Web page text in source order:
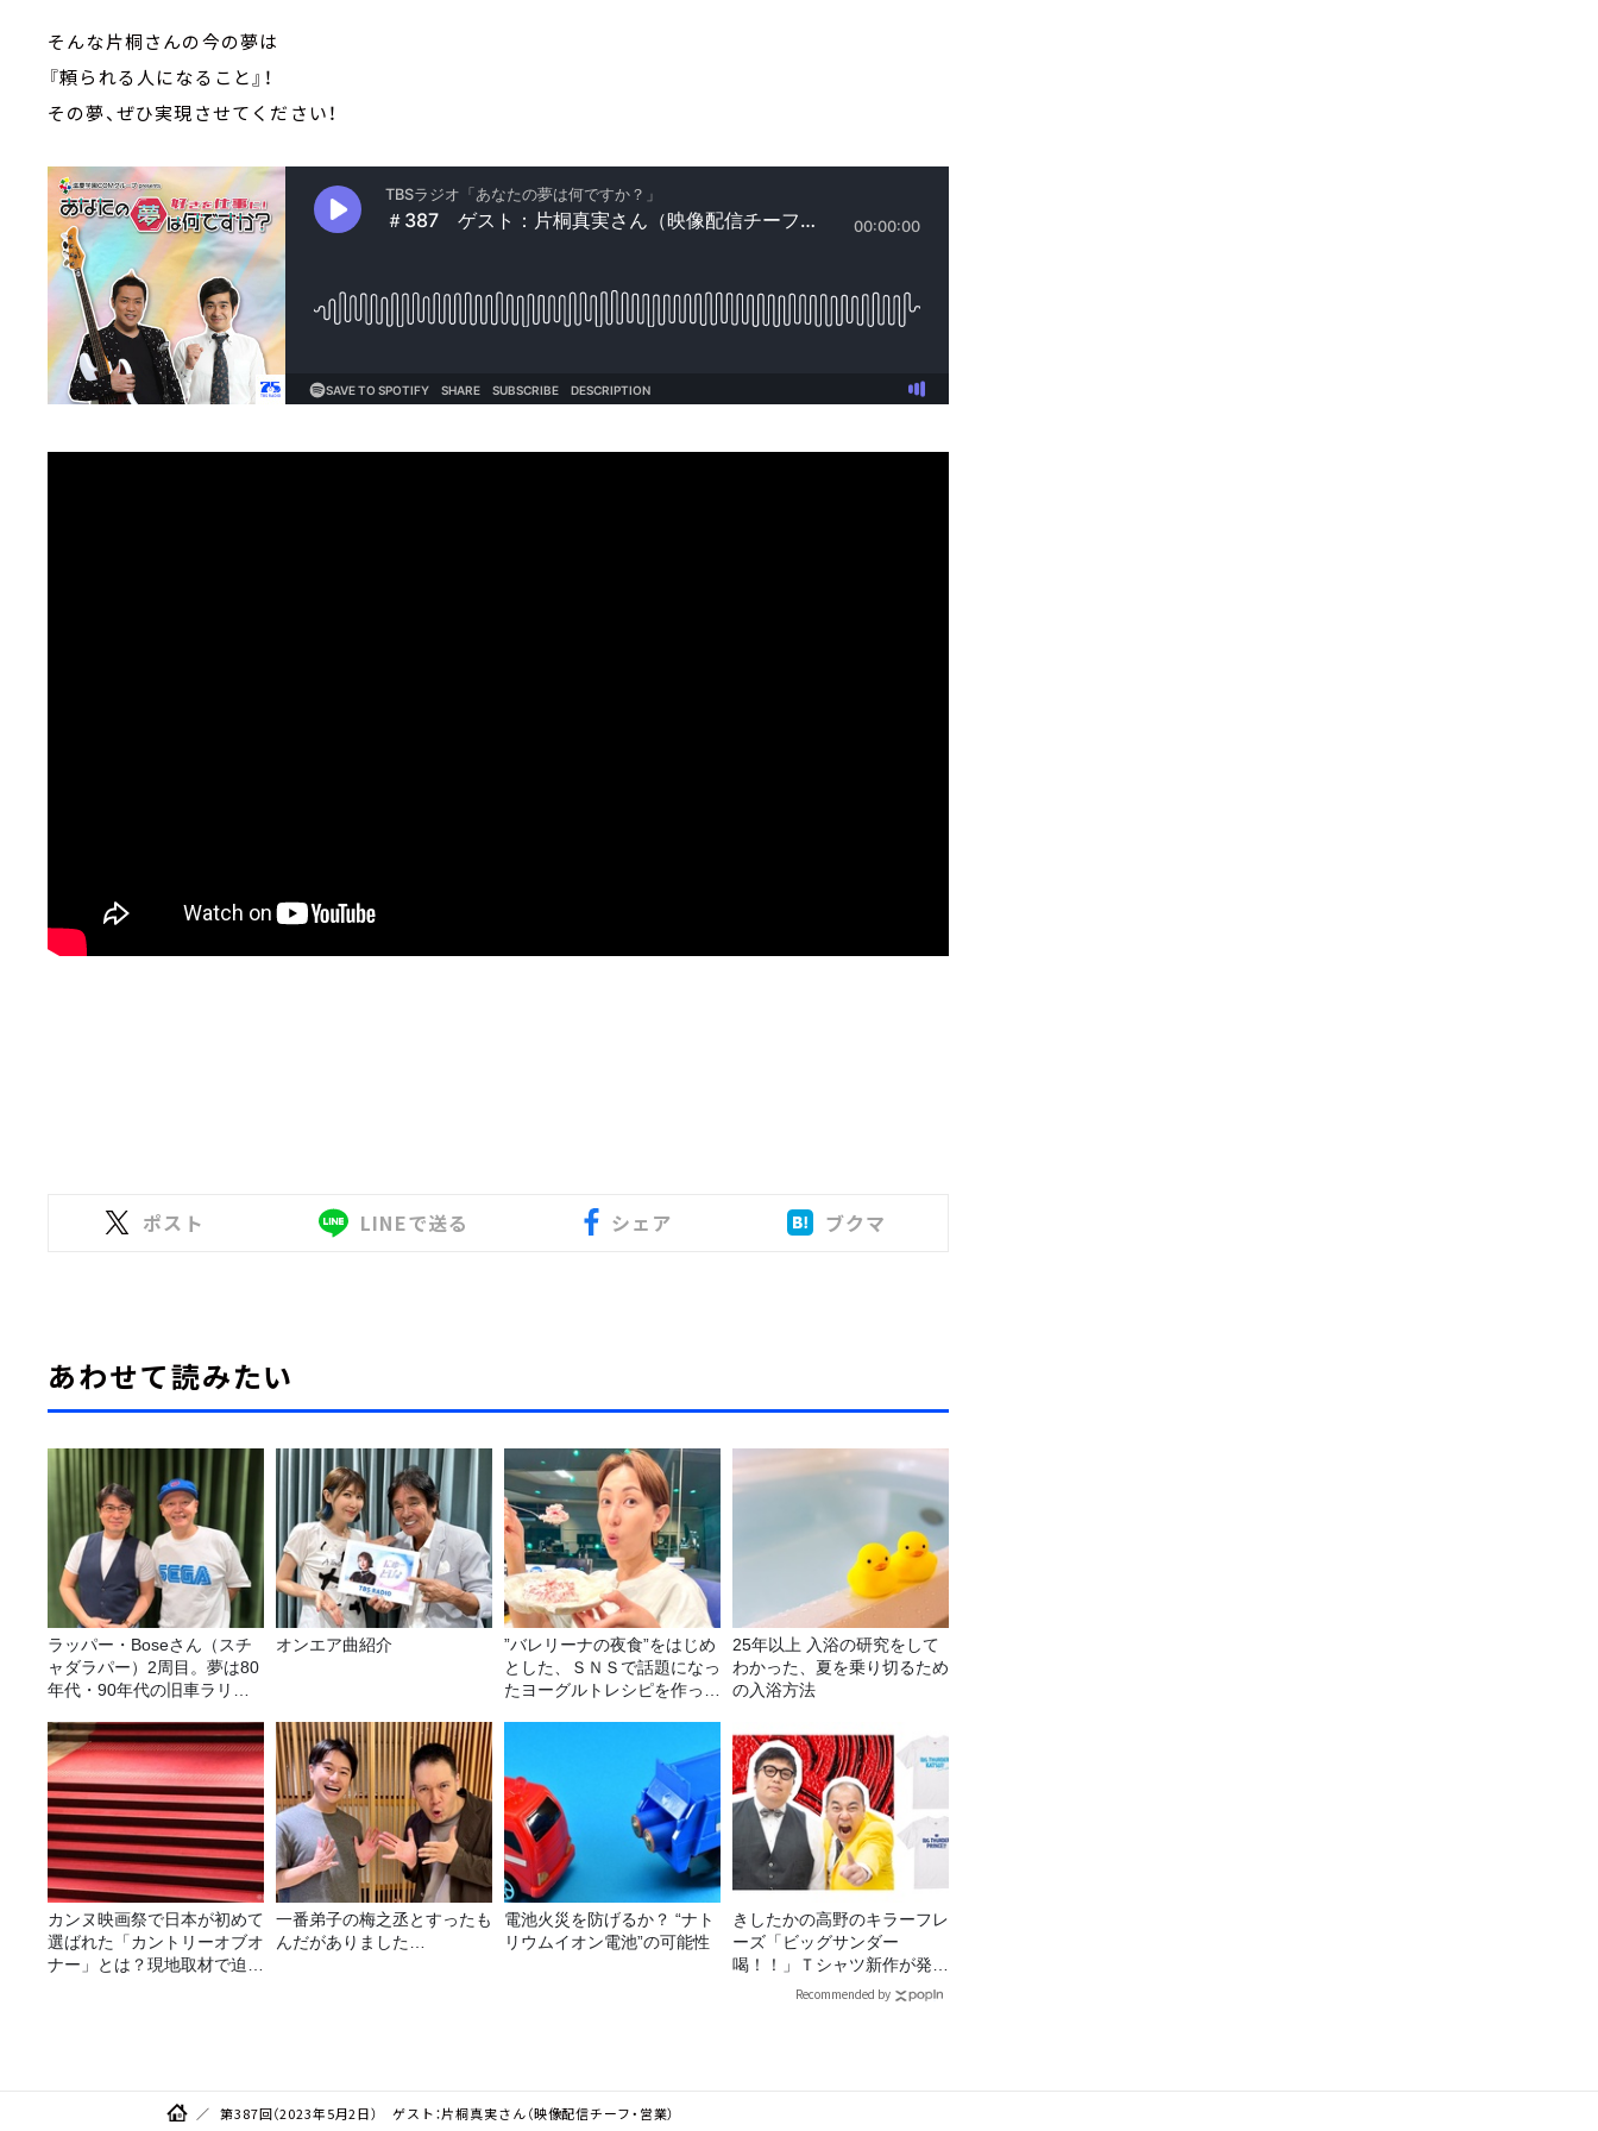
そんな片桐さんの今の夢は
『頼られる人になること』！
その夢、ぜひ実現させてください！
ポスト LINEで送る シェア ブクマ
あわせて読みたい
ラッパー・Boseさん（スチ
ャダラパー）2周目。夢は80
年代・90年代の旧車ラリ
オンエア曲紹介
”バレリーナの夜食”をはじめ
とした、ＳＮＳで話題になっ
たヨーグルトレシピを作って
25年以上 入浴の研究をして
わかった、夏を乗り切るため
の入浴方法
カンヌ映画祭で日本が初めて
選ばれた「カントリーオブオ
ナー」とは？現地取材で迫る
一番弟子の梅之丞とすったも
んだがありました…
電池火災を防げるか？ “ナト
リウムイオン電池”の可能性
きしたかの高野のキラーフレ
ーズ「ビッグサンダー
喝！！」Ｔシャツ新作が発売
Recommended by
第387回（2023年5月2日） ゲスト：片桐真実さん（映像配信チーフ・営業）